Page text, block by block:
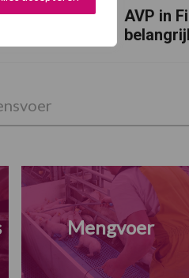
AVP in
Mengvoer